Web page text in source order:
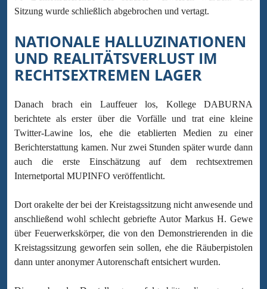
Sitzung wurde schließlich abgebrochen und vertagt.
NATIONALE HALLUZINATIONEN
UND REALITÄTSVERLUST IM
RECHTSEXTREMEN LAGER
Danach brach ein Lauffeuer los, Kollege DABURNA
berichtete als erster über die Vorfälle und trat eine kleine
Twitter-Lawine los, ehe die etablierten Medien zu einer
Berichterstattung kamen. Nur zwei Stunden später wurde dann
auch die erste Einschätzung auf dem rechtsextremen
Internetportal MUPINFO veröffentlicht.
Dort orakelte der bei der Kreistagssitzung nicht anwesende und
anschließend wohl schlecht gebriefte Autor Markus H. Gewe
über Feuerwerkskörper, die von den Demonstrierenden in die
Kreistagssitzung geworfen sein sollen, ehe die Räuberpistolen
dann unter anonymer Autorenschaft entsichert wurden.